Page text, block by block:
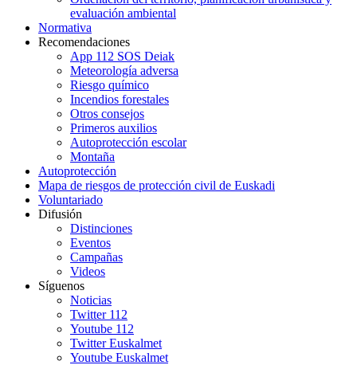
evaluación ambiental
Normativa
Recomendaciones
App 112 SOS Deiak
Meteorología adversa
Riesgo químico
Incendios forestales
Otros consejos
Primeros auxilios
Autoprotección escolar
Montaña
Autoprotección
Mapa de riesgos de protección civil de Euskadi
Voluntariado
Difusión
Distinciones
Eventos
Campañas
Videos
Síguenos
Noticias
Twitter 112
Youtube 112
Twitter Euskalmet
Youtube Euskalmet